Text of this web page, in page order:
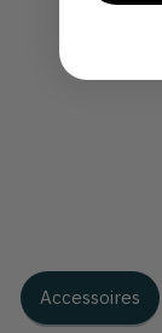
Accessoires